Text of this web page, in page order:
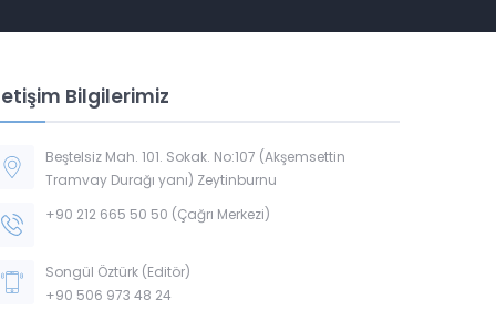
Bilgilerimiz
Beştelsiz Mah. 101. Sokak. No:107 (Akşemsettin
Tramvay Durağı yanı) Zeytinburnu
+90 212 665 50 50 (Çağrı Merkezi)
Songül Öztürk (Editör)
+90 506 973 48 24